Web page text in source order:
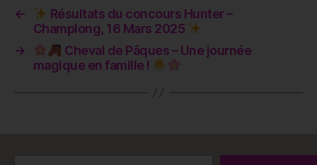
←
Résultats du concours Hunter –
Champlong, 16 Mars 2025
→
Cheval de Pâques – Une journée
magique en famille !